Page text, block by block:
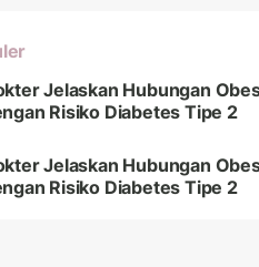
Jelaskan Hubungan
Risiko Diabetes Tipe 2
Jelaskan Hubungan
Risiko Diabetes Tipe 2